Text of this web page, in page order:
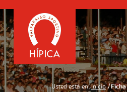
Usted está en: Inicio